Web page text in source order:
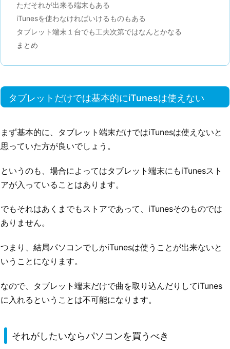
ただそれが出来る端末もある
iTunesを使わなければいけるものもある
タブレット端末１台でも工夫次第ではなんとかなる
まとめ
タブレットだけでは基本的にiTunesは使えない
まず基本的に、タブレット端末だけではiTunesは使えないと
思っていた方が良いでしょう。
というのも、場合によってはタブレット端末にもiTunesスト
アが入っていることはあります。
でもそれはあくまでもストアであって、iTunesそのものでは
ありません。
つまり、結局パソコンでしかiTunesは使うことが出来ないと
いうことになります。
なので、タブレット端末だけで曲を取り込んだりしてiTunes
に入れるということは不可能になります。
それがしたいならパソコンを買うべき